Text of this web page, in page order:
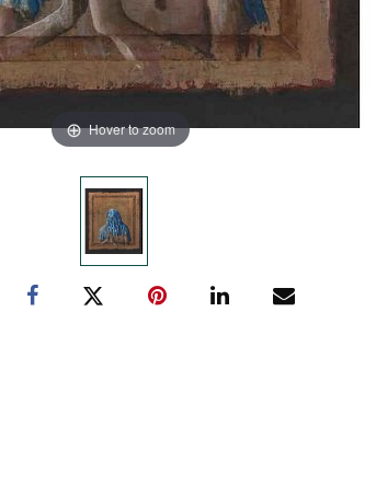
Hover to zoom